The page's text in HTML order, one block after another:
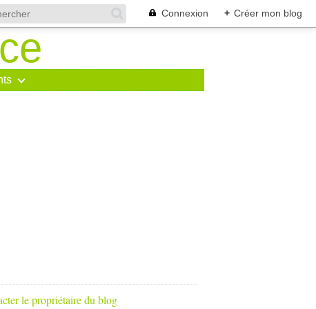
Connexion + Créer mon blog
le propriétaire du blog